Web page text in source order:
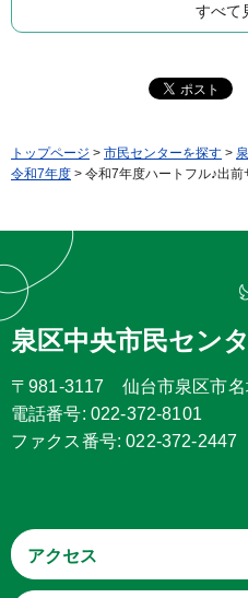
すべて
トップページ > 市民センターを探す >
令和7年度 > 令和7年度ハートフル♪出前
泉区中央市民セン
〒981-3117 仙台市泉区市名
電話番号: 022-372-8101
ファクス番号: 022-372-2447
アクセス